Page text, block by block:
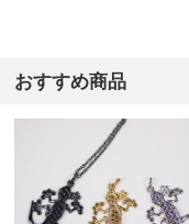
おすすめ商品